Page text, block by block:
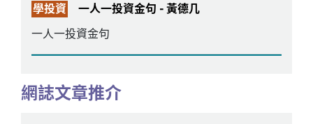
學投資
一人一投資金句 - 黃德几
一人一投資金句
網誌文章推介